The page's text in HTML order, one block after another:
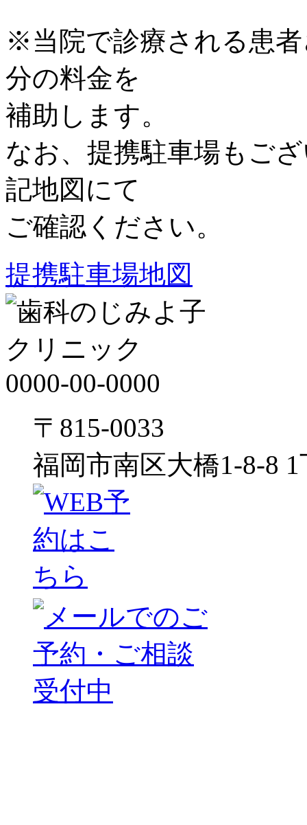
※当院で診療される患
分の料金を
補助します。
なお、提携駐車場もご
記地図にて
ご確認ください。
提携駐車場地図
〒815-0033
福岡市南区大橋1-8-8